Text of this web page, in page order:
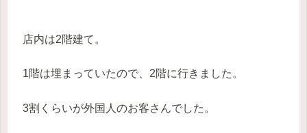
店内は2階建て。
1階は埋まっていたので、2階に行きました。
3割くらいが外国人のお客さんでした。